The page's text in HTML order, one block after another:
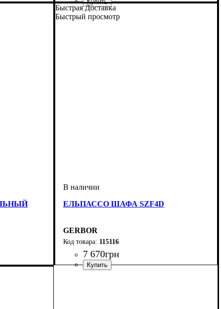
Быстрая Доставка
Быстрый просмотр
ЕЛЬПАССО ШАФА SZF4D
GERBOR
115116
7 670грн